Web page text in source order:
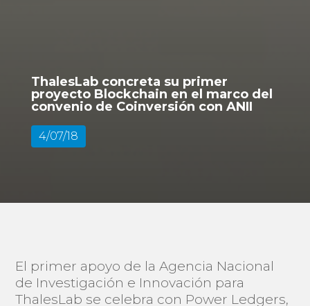
ThalesLab concreta su primer
proyecto Blockchain en el marco del
convenio de Coinversión con ANII
4/07/18
El primer apoyo de la Agencia Nacional
de Investigación e Innovación para
ThalesLab se celebra con Power Ledgers,